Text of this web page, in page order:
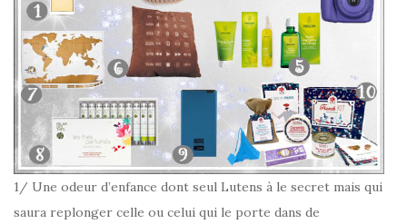
1/ Une odeur d’enfance dont seul Lutens à le secret mais qui
saura replonger celle ou celui qui le porte dans de